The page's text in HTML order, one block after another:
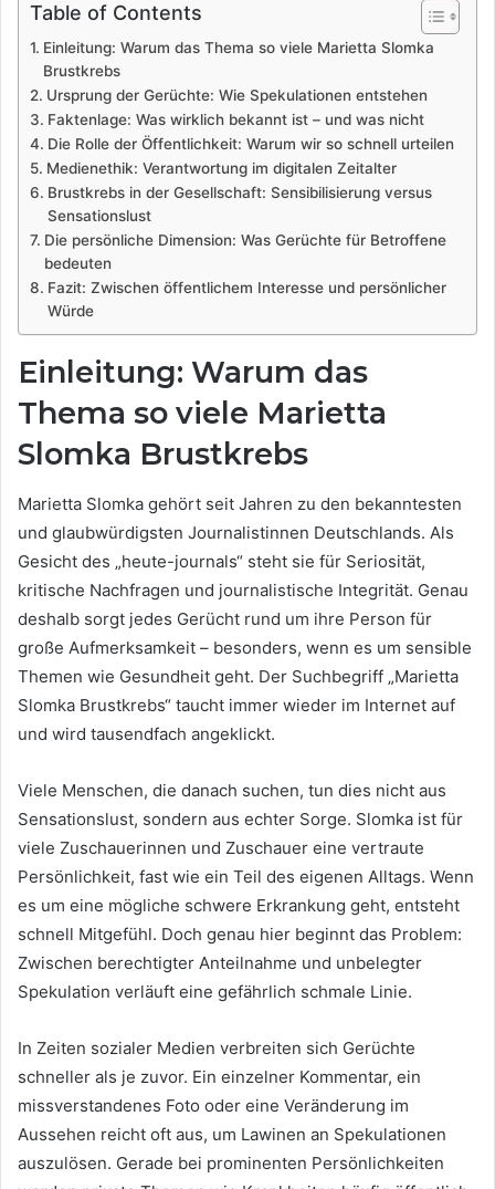
Table of Contents
Einleitung: Warum das Thema so viele Marietta Slomka
Brustkrebs
Ursprung der Gerüchte: Wie Spekulationen entstehen
Faktenlage: Was wirklich bekannt ist – und was nicht
Die Rolle der Öffentlichkeit: Warum wir so schnell urteilen
Medienethik: Verantwortung im digitalen Zeitalter
Brustkrebs in der Gesellschaft: Sensibilisierung versus
Sensationslust
Die persönliche Dimension: Was Gerüchte für Betroffene
bedeuten
Fazit: Zwischen öffentlichem Interesse und persönlicher
Würde
Einleitung: Warum das
Thema so viele Marietta
Slomka Brustkrebs
Marietta Slomka gehört seit Jahren zu den bekanntesten
und glaubwürdigsten Journalistinnen Deutschlands. Als
Gesicht des „heute-journals“ steht sie für Seriosität,
kritische Nachfragen und journalistische Integrität. Genau
deshalb sorgt jedes Gerücht rund um ihre Person für
große Aufmerksamkeit – besonders, wenn es um sensible
Themen wie Gesundheit geht. Der Suchbegriff „Marietta
Slomka Brustkrebs“ taucht immer wieder im Internet auf
und wird tausendfach angeklickt.
Viele Menschen, die danach suchen, tun dies nicht aus
Sensationslust, sondern aus echter Sorge. Slomka ist für
viele Zuschauerinnen und Zuschauer eine vertraute
Persönlichkeit, fast wie ein Teil des eigenen Alltags. Wenn
es um eine mögliche schwere Erkrankung geht, entsteht
schnell Mitgefühl. Doch genau hier beginnt das Problem:
Zwischen berechtigter Anteilnahme und unbelegter
Spekulation verläuft eine gefährlich schmale Linie.
In Zeiten sozialer Medien verbreiten sich Gerüchte
schneller als je zuvor. Ein einzelner Kommentar, ein
missverstandenes Foto oder eine Veränderung im
Aussehen reicht oft aus, um Lawinen an Spekulationen
auszulösen. Gerade bei prominenten Persönlichkeiten